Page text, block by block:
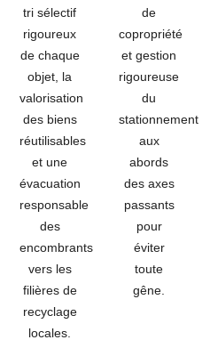
tri sélectif
rigoureux
de chaque
objet, la
valorisation
des biens
réutilisables
et une
évacuation
responsable
des
encombrants
vers les
filières de
recyclage
locales.
de
copropriété
et gestion
rigoureuse
du
stationnement
aux
abords
des axes
passants
pour
éviter
toute
gêne.